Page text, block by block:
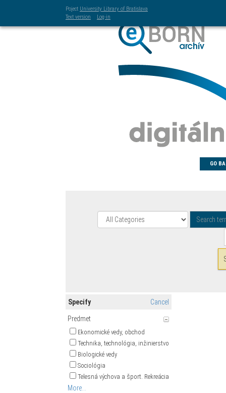
Poject University Library of Bratislava
Text version
Log-in
GO
Specify Cancel
Predmet
Ekonomické vedy, obchod
Technika, technológia, inžinierstvo
Biologické vedy
Sociológia
Telesná výchova a šport. Rekreácia
More...